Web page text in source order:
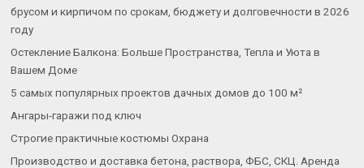
брусом и кирпичом по срокам, бюджету и долговечности в 2026
году
Остекление Балкона: Больше Пространства, Тепла и Уюта в
Вашем Доме
5 самых популярных проектов дачных домов до 100 м²
Ангары-гаражи под ключ
Строгие практичные костюмы Охрана
Производство и доставка бетона, раствора, ФБС, СКЦ. Аренда